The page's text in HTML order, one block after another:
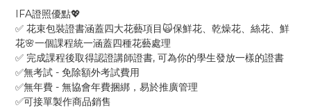
IFA證照優點💖
✅ 花束包裝證書涵蓋四大花藝項目🙀保鮮花、乾燥花、絲花、鮮
花🌸一個課程統一涵蓋四種花藝處理
✅ 完成課程後取得認證講師證書, 可為你的學生發放一樣的證書
✅無考試 - 免除額外考試費用
✅無年費 - 無協會年費捆綁，易於推廣管理
✅可接單製作商品銷售